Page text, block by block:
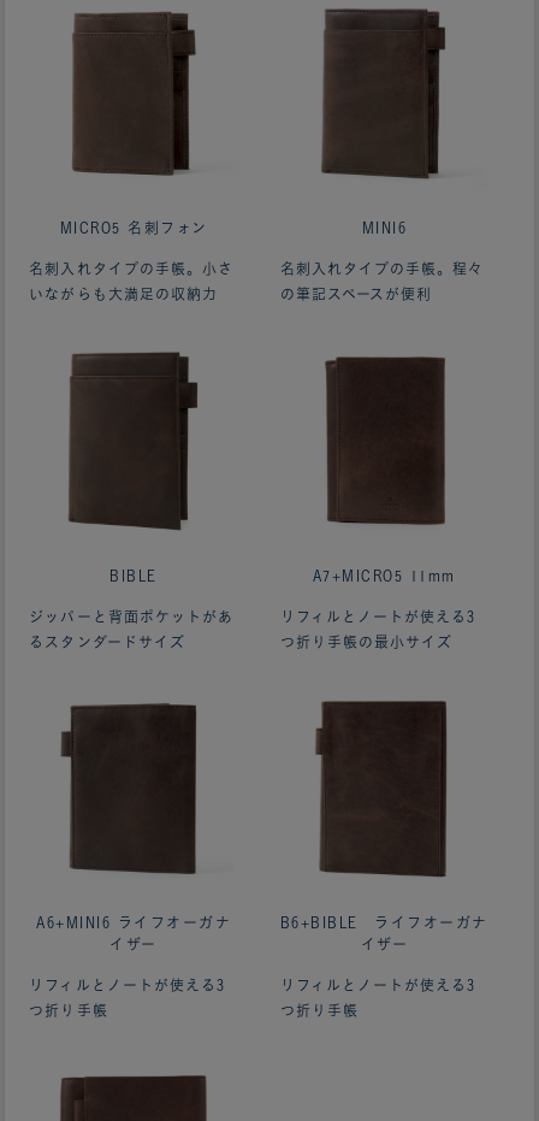
MICRO5 名刺フォン
名刺入れタイプの手帳。小さ
いながらも大満足の収納力
MINI6
名刺入れタイプの手帳。程々
の筆記スペースが便利
BIBLE
ジッパーと背面ポケットがあ
るスタンダードサイズ
A7+MICRO5 11mm
リフィルとノートが使える3
つ折り手帳の最小サイズ
A6+MINI6 ライフオーガナ
イザー
リフィルとノートが使える3
つ折り手帳
B6+BIBLE ライフオーガナ
イザー
リフィルとノートが使える3
つ折り手帳